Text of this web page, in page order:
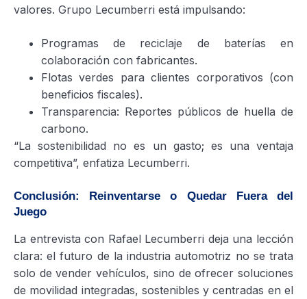
valores. Grupo Lecumberri está impulsando:
Programas de reciclaje de baterías en
colaboración con fabricantes.
Flotas verdes para clientes corporativos (con
beneficios fiscales).
Transparencia: Reportes públicos de huella de
carbono.
“La sostenibilidad no es un gasto; es una ventaja
competitiva”, enfatiza Lecumberri.
Conclusión: Reinventarse o Quedar Fuera del
Juego
La entrevista con Rafael Lecumberri deja una lección
clara: el futuro de la industria automotriz no se trata
solo de vender vehículos, sino de ofrecer soluciones
de movilidad integradas, sostenibles y centradas en el